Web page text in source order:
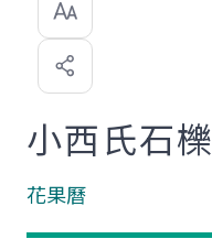
選
喜
歡
小西氏石櫟
花果曆